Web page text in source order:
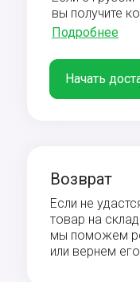
Начать
Возврат
Если не
товар на
мы поможем
или вернем
Подробнее
вы получите